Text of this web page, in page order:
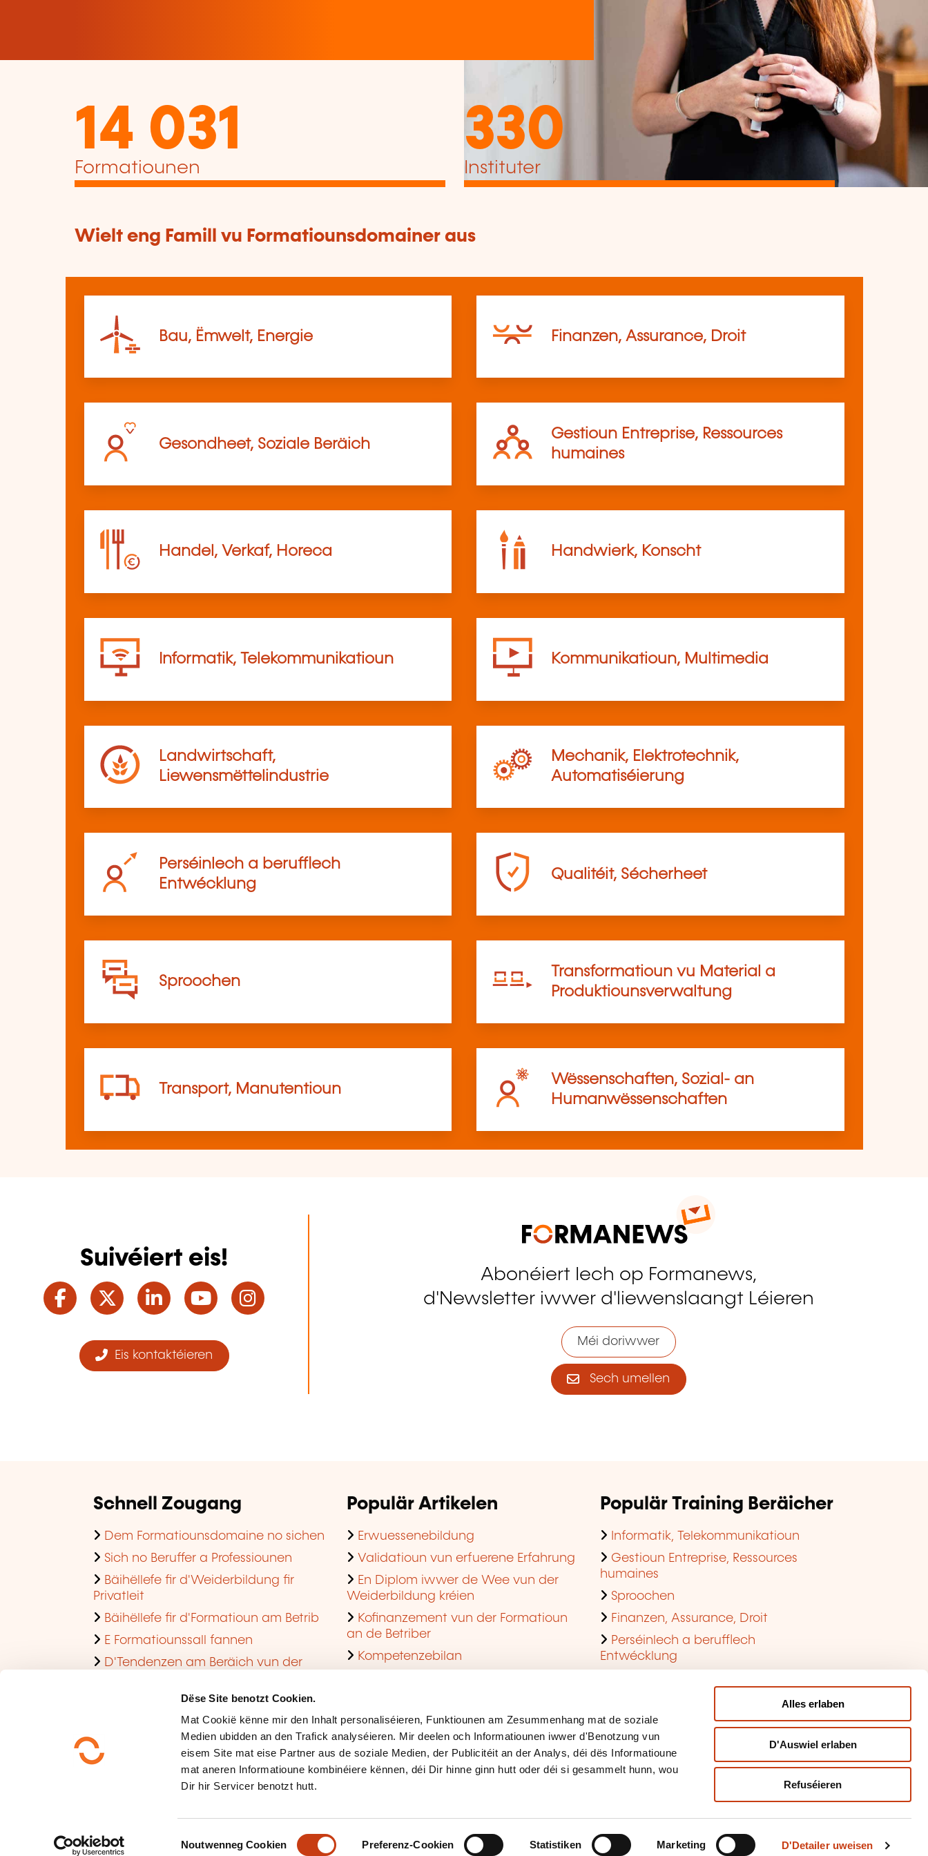
Dëse Site benotzt Cookien.
Mat Cookië kënne mir den Inhalt personaliséieren, Funktiounen am Zesummenhang mat de soziale
Medien ubidden an den Trafick analyséieren. Mir deelen och Informatiounen iwwer d'Benotzung vun
eisem Site mat eise Partner aus de soziale Medien, der Publicitéit an der Analys, déi dës Informatioune
mat aneren Informatioune kombinéiere kënnen, déi Dir hinne ginn hutt oder déi si gesammelt hunn, wou
Dir hir Servicer benotzt hutt.
Noutwenneg Cookien Preferenz-Cookien Statistiken Marketing D'Detailer uweisen
Alles erlaben
D'Auswiel erlaben
Refuséieren
14 031
Formatiounen
330
Instituter
Wielt eng Famill vu Formatiounsdomainer aus
Bau, Ëmwelt, Energie Finanzen, Assurance, Droit
Gesondheet, Soziale Beräich
Gestioun Entreprise, Ressources
humaines
Handel, Verkaf, Horeca Handwierk, Konscht
Informatik, Telekommunikatioun Kommunikatioun, Multimedia
Landwirtschaft,
Liewensmëttelindustrie
Mechanik, Elektrotechnik,
Automatiséierung
Perséinlech a berufflech
Entwécklung
Qualitéit, Sécherheet
Sproochen
Transformatioun vu Material a
Produktiounsverwaltung
Transport, Manutentioun
Wëssenschaften, Sozial- an
Humanwëssenschaften
Suivéiert eis!
Facebook
TwitterLinkedInYouTube
Eis kontaktéieren
Abonéiert Iech op Formanews,
d'Newsletter iwwer d'liewenslaangt Léieren
Méi doriwwer
Sech umellen
Schnell Zougang
Dem Formatiounsdomaine no sichen
Sich no Beruffer a Professiounen
Bäihëllefe fir d'Weiderbildung fir
Privatleit
Bäihëllefe fir d'Formatioun am Betrib
E Formatiounssall fannen
D'Tendenzen am Beräich vun der
Populär Artikelen
Erwuessenebildung
Validatioun vun erfuerene Erfahrung
En Diplom iwwer de Wee vun der
Weiderbildung kréien
Kofinanzement vun der Formatioun
an de Betriber
Kompetenzebilan
Populär Training Beräicher
Informatik, Telekommunikatioun
Gestioun Entreprise, Ressources
humaines
Sproochen
Finanzen, Assurance, Droit
Perséinlech a berufflech
Entwécklung
Plang vum Site